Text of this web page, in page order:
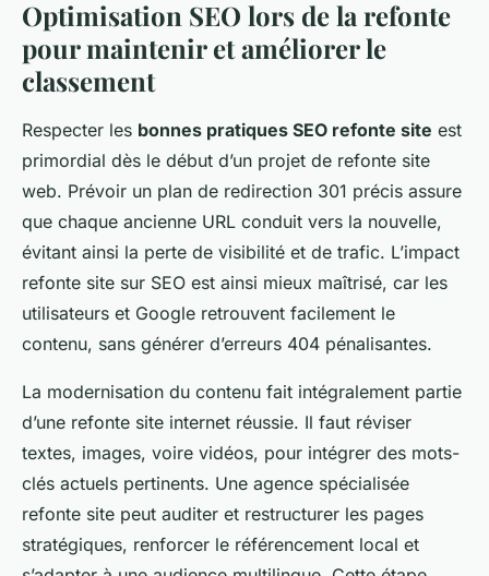
Optimisation SEO lors de la refonte
pour maintenir et améliorer le
classement
Respecter les bonnes pratiques SEO refonte site est
primordial dès le début d’un projet de refonte site
web. Prévoir un plan de redirection 301 précis assure
que chaque ancienne URL conduit vers la nouvelle,
évitant ainsi la perte de visibilité et de trafic. L’impact
refonte site sur SEO est ainsi mieux maîtrisé, car les
utilisateurs et Google retrouvent facilement le
contenu, sans générer d’erreurs 404 pénalisantes.
La modernisation du contenu fait intégralement partie
d’une refonte site internet réussie. Il faut réviser
textes, images, voire vidéos, pour intégrer des mots-
clés actuels pertinents. Une agence spécialisée
refonte site peut auditer et restructurer les pages
stratégiques, renforcer le référencement local et